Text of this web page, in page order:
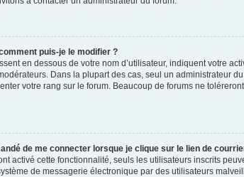
puis-je le modifier ?
en dessous de votre nom d’utilisateur, indiquent votre
Dans la plupart des cas, seul un administrateur
votre rang sur le forum. Beaucoup de forums ne
de me connecter lorsque je clique sur le lien de
activé cette fonctionnalité, seuls les utilisateurs inscrits
de messagerie électronique par des utilisateurs